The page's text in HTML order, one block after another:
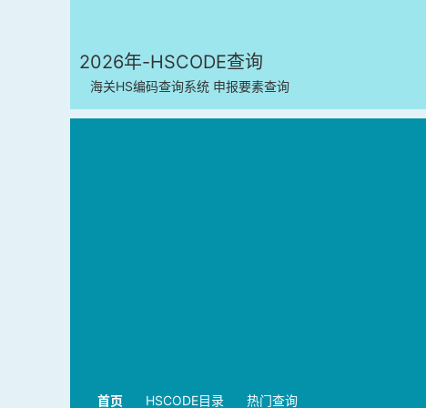
2026年-HSCODE查询
海关HS编码查询系统 申报要素查询
首页 HSCODE目录 热门查询